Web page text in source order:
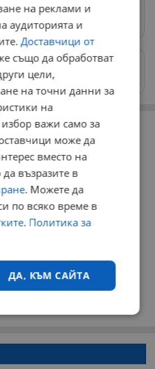
→
и информация на
на реклами и
аудиторията и
Доставчици от
също да обработват
цели,
на точни данни за
на
важи само за
може да
вместо на
възразите в
. Можете да
по всяко време в
. Политика за
ДА, КЪМ САЙТА
Ефективност